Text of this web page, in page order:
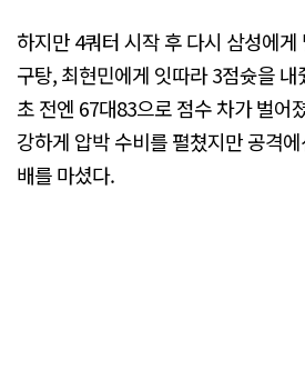
하지만 4쿼터 시작 후 다시 삼성에
구탕, 최현민에게 잇따라 3점슛을
초 전엔 67대83으로 점수 차가 벌어
강하게 압박 수비를 펼쳤지만 공격
배를 마셨다.